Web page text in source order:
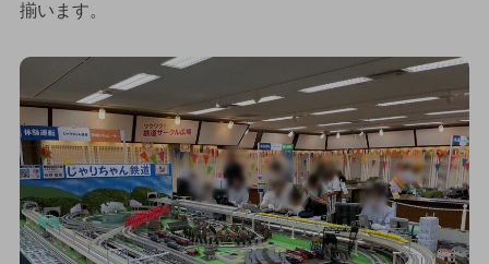
揃います。